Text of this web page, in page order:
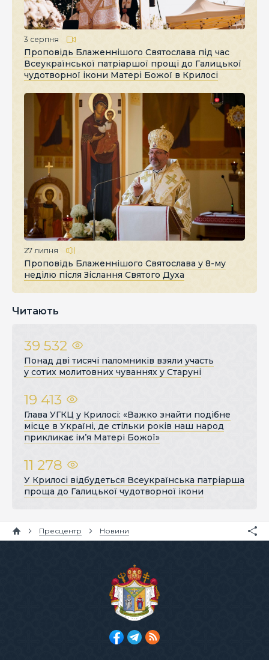
3 серпня
Проповідь Блаженнішого Святослава під час
Всеукраїнської патріаршої прощі до Галицької
чудотворної ікони Матері Божої в Крилосі
27 липня
Проповідь Блаженнішого Святослава у 8-му
неділю після Зіслання Святого Духа
Читають
39 532
Понад дві тисячі паломників взяли участь
у сотих молитовних чуваннях у Старуні
19 413
Глава УГКЦ у Крилосі: «Важко знайти подібне
місце в Україні, де стільки років наш народ
прикликає ім’я Матері Божої»
11 278
У Крилосі відбудеться Всеукраїнська патріарша
проща до Галицької чудотворної ікони
Пресцентр Новини